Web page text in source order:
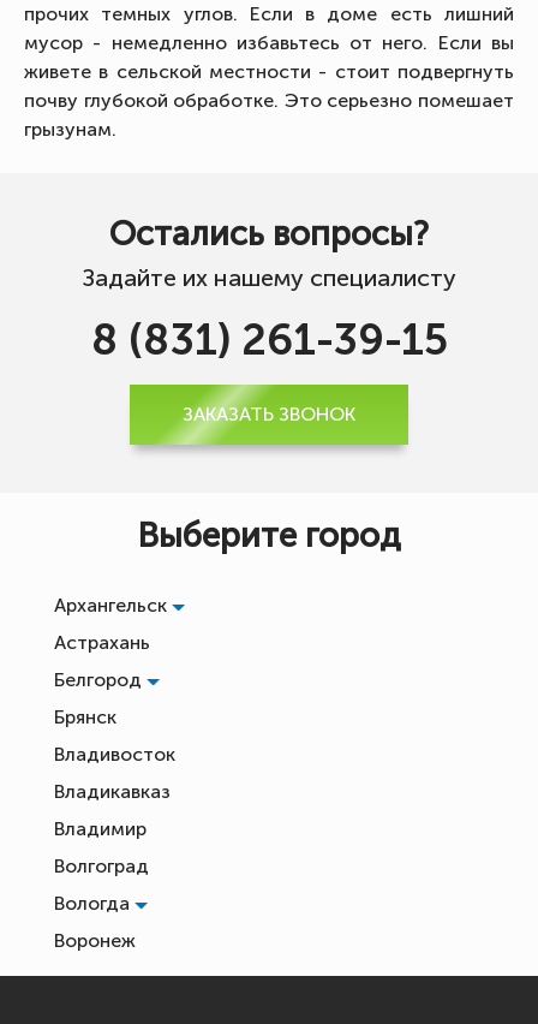
прочих темных углов. Если в доме есть лишний
мусор - немедленно избавьтесь от него. Если вы
живете в сельской местности - стоит подвергнуть
почву глубокой обработке. Это серьезно помешает
грызунам.
Остались вопросы?
Задайте их нашему специалисту
8 (831) 261-39-15
ЗАКАЗАТЬ ЗВОНОК
Выберите город
Архангельск
Астрахань
Белгород
Брянск
Владивосток
Владикавказ
Владимир
Волгоград
Вологда
Воронеж
Екатеринбург